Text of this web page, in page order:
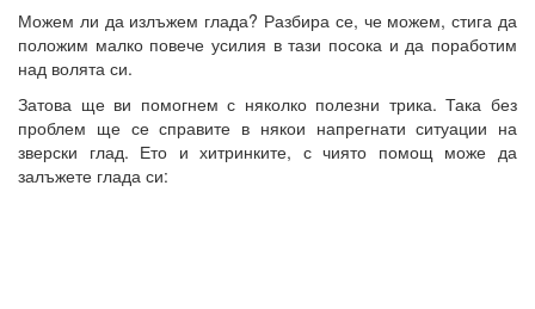
Можем ли да излъжем глада? Разбира се, че можем, стига да
положим малко повече усилия в тази посока и да поработим
над волята си.
Затова ще ви помогнем с няколко полезни трика. Така без
проблем ще се справите в някои напрегнати ситуации на
зверски глад. Ето и хитринките, с чиято помощ може да
залъжете глада си: